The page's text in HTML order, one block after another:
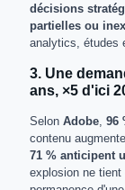
décisions
partielles ou
analytics, études
3. Une
ans, ×5 d'ici
Selon Adobe 96
contenu
71 % anticipent
explosion ne